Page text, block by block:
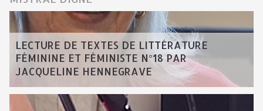
LECTURE DE TEXTES DE LITTÉRATURE
FÉMININE ET FÉMINISTE N°18 PAR
JACQUELINE HENNEGRAVE